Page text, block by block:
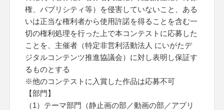
権、パブリシティ等）を侵害していないこと、ある
いは正当な権利者から使用許諾を得ることを含む一
切の権利処理を行った上で本コンテストに応募した
ことを、主催者（特定非営利活動法人 にいがたデ
ジタルコンテンツ推進協議会）に対し表明し保証す
るものとする
※他のコンテストに入賞した作品は応募不可
【部門】
（1）テーマ部門（静止画の部／動画の部／アプリ